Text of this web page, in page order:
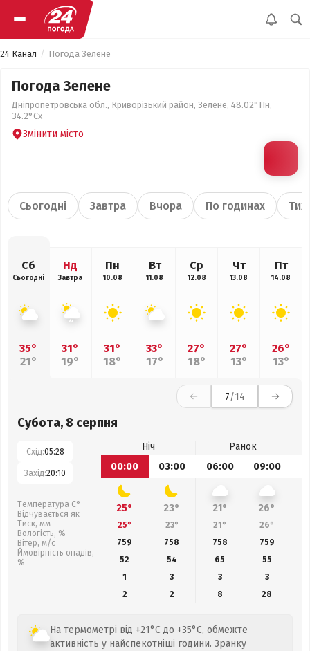
24 Канал Погода Зелене
Погода Зелене
Дніпропетровська обл., Криворізький район, Зелене, 48.02°Пн,
34.2°Сх
Змінити місто
Сьогодні Завтра Вчора По годинах
Сб
Сьогодні
35°
21°
Нд
Завтра
31°
19°
Пн
10.08
31°
18°
Вт
11.08
33°
17°
Ср
12.08
27°
18°
Чт
13.08
27°
13°
Пт
14.08
26°
13°
7/14
Субота, 8 серпня
Схід:05:28
Захід:20:10
Температура С°
Відчувається як
Тиск, мм
Вологість, %
Вітер, м/с
Ймовірність опадів,
%
Ніч
Ранок
00:00
03:00 06:00 09:00
25° 23° 21° 26°
25° 23° 21° 26°
759
758 758 759
52
54 65 55
1
3 3
3
2
2 8 28
На термометрі від +21°C до +35°C, обмежте
активність у найспекотніші години. Зранку